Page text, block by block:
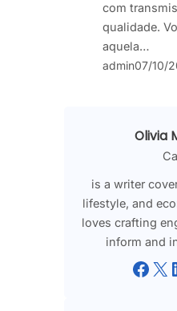
com
qualidade.
aquela…
admin07/10/
Olivia
is a writer
lifestyle, and
loves crafting
inform and
Facebook X